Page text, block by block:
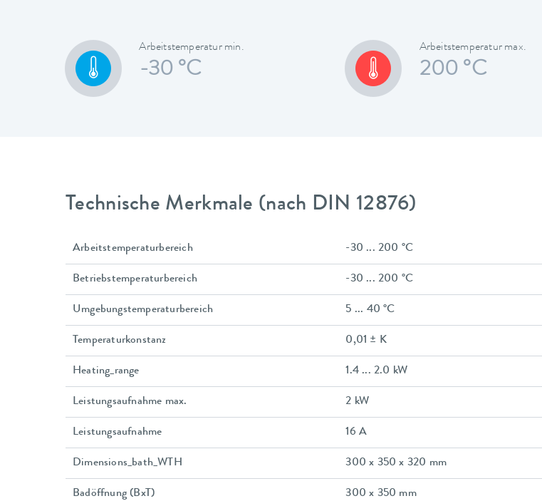
Arbeitstemperatur min.
-30 °C
Arbeitstemperatur max.
200 °C
Technische Merkmale (nach DIN 12876)
Arbeitstemperaturbereich -30 ... 200 °C
Betriebstemperaturbereich -30 ... 200 °C
Umgebungstemperaturbereich 5 ... 40 °C
Temperaturkonstanz 0,01 ± K
Heating_range 1.4 ... 2.0 kW
Leistungsaufnahme max. 2 kW
Leistungsaufnahme 16 A
Dimensions_bath_WTH 300 x 350 x 320 mm
Badöffnung (BxT) 300 x 350 mm